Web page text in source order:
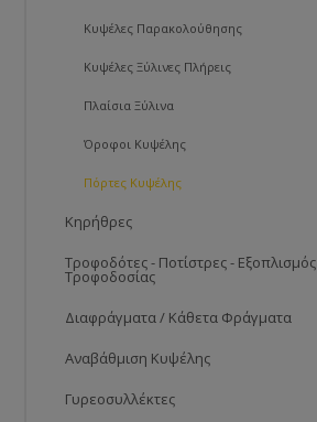
Κυψέλες Παρακολούθησης
Κυψέλες Ξύλινες Πλήρεις
Πλαίσια Ξύλινα
Όροφοι Κυψέλης
Πόρτες Kυψέλης
Κηρήθρες
Τροφοδότες - Ποτίστρες - Εξοπλισμός
Τροφοδοσίας
Διαφράγματα / Κάθετα Φράγματα
Αναβάθμιση Κυψέλης
Γυρεοσυλλέκτες